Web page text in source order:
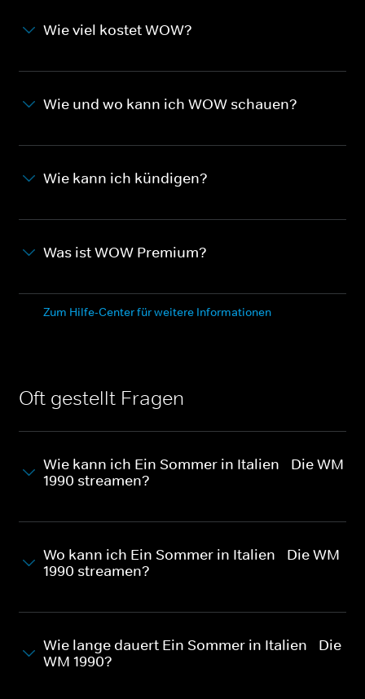
Wie viel kostet WOW?
Wie und wo kann ich WOW schauen?
Wie kann ich kündigen?
Was ist WOW Premium?
Zum Hilfe-Center für weitere Informationen
Oft gestellt Fragen
Wie kann ich Ein Sommer in Italien - Die WM
1990 streamen?
Wo kann ich Ein Sommer in Italien - Die WM
1990 streamen?
Wie lange dauert Ein Sommer in Italien - Die
WM 1990?